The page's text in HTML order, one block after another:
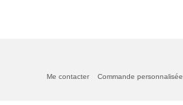
Me contacter Commande personnalisée